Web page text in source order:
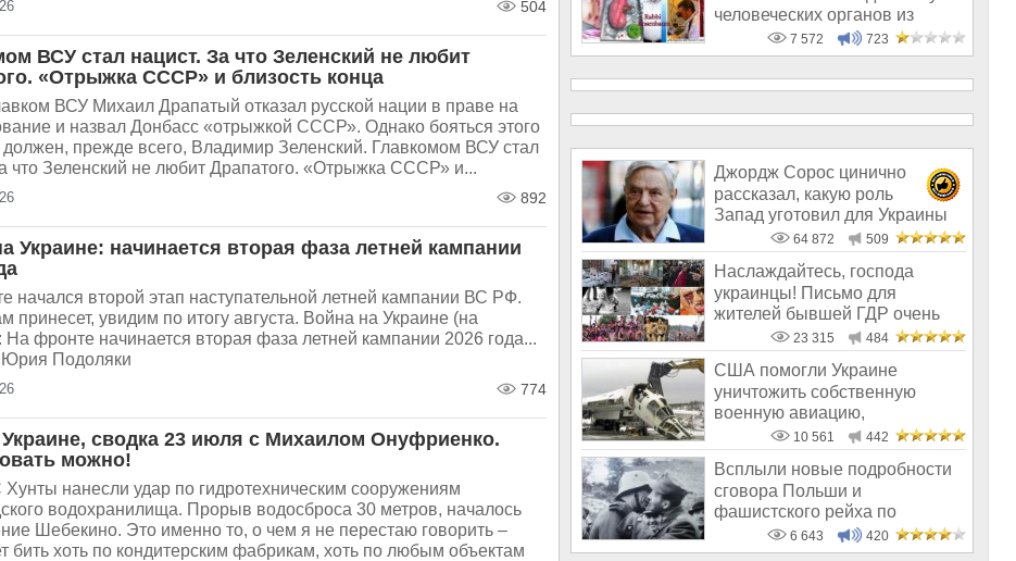
504
ВСУ стал нацист. За что Зеленский не любит
«Отрыжка СССР» и близость конца
ВСУ Михаил Драпатый отказал русской нации в праве на
и назвал Донбасс «отрыжкой СССР». Однако бояться этого
должен, прежде всего, Владимир Зеленский. Главкомом ВСУ стал
что Зеленский не любит Драпатого. «Отрыжка СССР» и...
892
Украине: начинается вторая фаза летней кампании
начался второй этап наступательной летней кампании ВС РФ.
принесет, увидим по итогу августа. Война на Украине (на
На фронте начинается вторая фаза летней кампании 2026 года...
Юрия Подоляки
774
сводка 23 июля с Михаилом Онуфриенко.
можно!
нанесли удар по гидротехническим сооружениям
водохранилища. Прорыв водосброса 30 метров, началось
Шебекино. Это именно то, о чем я не перестаю говорить –
бить хоть по кондитерским фабрикам, хоть по любым объектам
человеческих органов из
стран б
7 572 723
Джордж Сорос цинично
рассказал, какую роль
Запад уготовил для Украины
64 872 509
Наслаждайтесь, господа
украинцы! Письмо для
жителей бывшей ГДР очень
актуально для
23 315 484
США помогли Украине
уничтожить собственную
военную авиацию,
доставшуюся от СССР
10 561 442
Всплыли новые подробности
сговора Польши и
фашистского рейха по
украинскому вопросу
6 643 420